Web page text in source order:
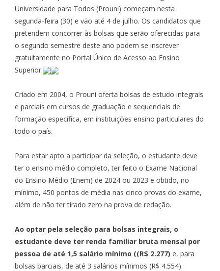
Universidade para Todos (Prouni) começam nesta
segunda-feira (30) e vão até 4 de julho. Os candidatos que
pretendem concorrer às bolsas que serão oferecidas para
o segundo semestre deste ano podem se inscrever
gratuitamente no Portal Único de Acesso ao Ensino
Superior.
Criado em 2004, o Prouni oferta bolsas de estudo integrais
e parciais em cursos de graduação e sequenciais de
formação específica, em instituições ensino particulares do
todo o país.
Para estar apto a participar da seleção, o estudante deve
ter o ensino médio completo, ter feito o Exame Nacional
do Ensino Médio (Enem) de 2024 ou 2023 e obtido, no
mínimo, 450 pontos de média nas cinco provas do exame,
além de não ter tirado zero na prova de redação.
Ao optar pela seleção para bolsas integrais, o
estudante deve ter renda familiar bruta mensal por
pessoa de até 1,5 salário mínimo ((R$ 2.277) e, para
bolsas parciais, de até 3 salários mínimos (R$ 4.554).